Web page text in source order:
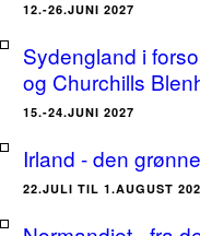
12.-26.JUNI 2027
Sydengland i
og Churchills
15.-24.JUNI 2027
Irland - den
22.JULI TIL 1.AUGUST